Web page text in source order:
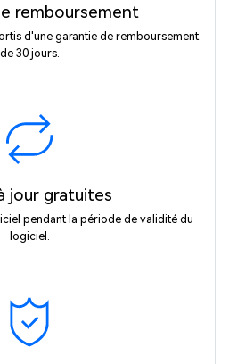
remboursement
d'une garantie de remboursement
de 30 jours.
jour gratuites
pendant la période de validité du
logiciel.